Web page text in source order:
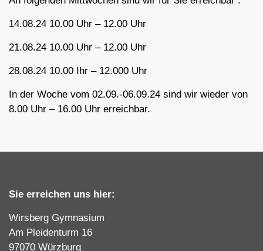
14.08.24 10.00 Uhr – 12.00 Uhr
21.08.24 10.00 Uhr – 12.00 Uhr
28.08.24 10.00 Ihr – 12.000 Uhr
In der Woche vom 02.09.-06.09.24 sind wir wieder von
8.00 Uhr – 16.00 Uhr erreichbar.
Sie erreichen uns hier:
Wirsberg Gymnasium
Am Pleidenturm 16
97070 Würzburg